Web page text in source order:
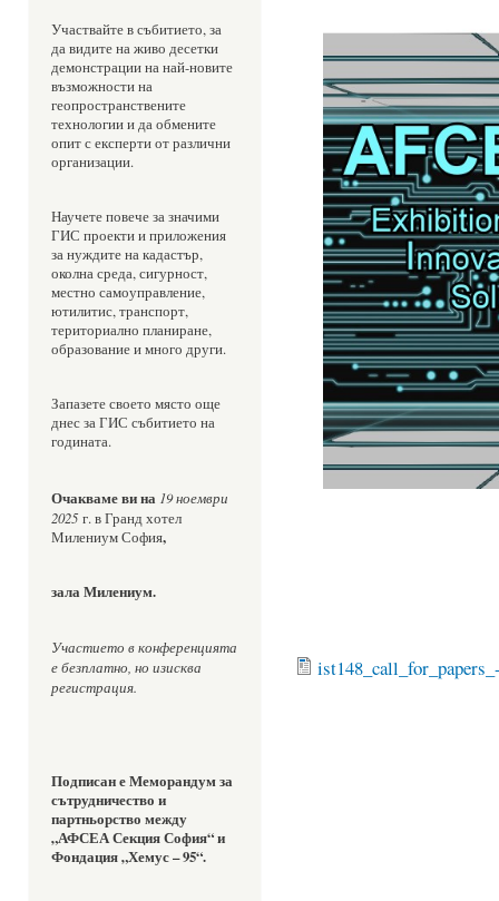
Участвайте в събитието, за
да видите на живо десетки
демонстрации на най-новите
възможности на
геопространствените
технологии и да обмените
опит с експерти от различни
организации.
Научете повече за значими
ГИС проекти и приложения
за нуждите на кадастър,
околна среда, сигурност,
местно самоуправление,
ютилитис, транспорт,
териториално планиране,
образование и много други.
Запазете своето място още
днес за ГИС събитието на
годината.
Очакваме ви на 19 ноември
2025 г. в Гранд хотел
Милениум София,
зала Милениум.
Участието в конференцията
е безплатно, но изисква
регистрация.
Подписан еМеморандум за
сътрудничество и
партньорство между
„АФСЕА Секция София“ и
Фондация „Хемус – 95“.